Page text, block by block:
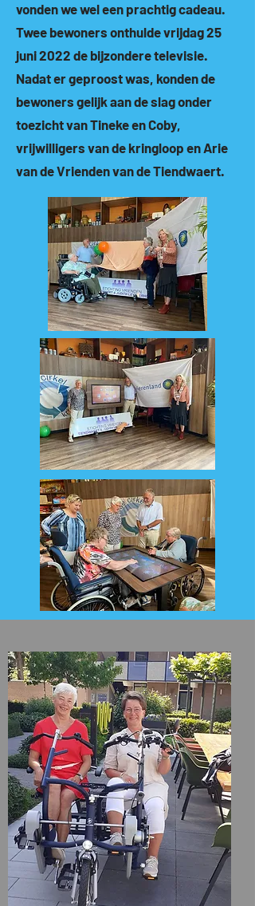
Wij zijn weer terug van een prachtige
werkweek in Hongarije. En we willen
Wij hebben een onvergetelijke week
georganiseerd aan de Roma kinderen.
Om te begrijpen waarom we juist hier
naartoe gingen moet u een paar
dingen weten.
In Hongarije krijgen gezinnen met
kinderen veel steun van de overheid.
Hoe meer hoe beter. Vaak hebben
Roma gezinnen veel kinderen maar
voor hen gelden die voordelen niet.
Ook hebben ze te maken met veel
discriminatie vanuit de (traditionele)
Hongaren. Zowel als in werkgevers als
op school van medeleerlingen en
leerkrachten. Veel Roma kinderen
lopen dus achter op school en kunnen
geen goede baan krijgen. De
zomervakantie is 3 maanden maar de
ouders kunnen niet op vakantie want
kinderen zijn dan ook vaak op straat te
vinden als ze niet op school zijn. Ook
slaan veel kinderen de tijd over waar ze
jeugd kunnen zijn. Omdat veel meiden
al vroeg zwanger worden en de vader
moet dan gaan werken om ze te
onderhouden.
3 jaar geleden is er een Fins echtpaar
naar dat gebied gegaan om de
kinderen te helpen. Samen met hen
hebben wij deze week georganiseerd.
vonden we wel een prachtig cadeau.
Twee bewoners onthulde vrijdag 25
juni 2022 de bijzondere televisie.
Nadat er geproost was, konden de
bewoners gelijk aan de slag onder
toezicht van Tineke en Coby,
vrijwilligers van de kringloop en Arie
van de Vrienden van de Tiendwaert.